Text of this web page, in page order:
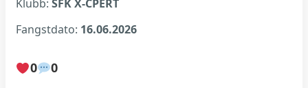
Klubb: SFK X-CPERT
Fangstdato: 16.06.2026
0 0